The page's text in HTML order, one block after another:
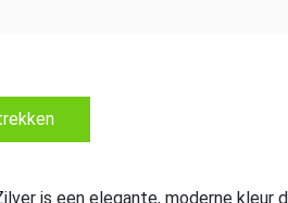
is een elegante, moderne